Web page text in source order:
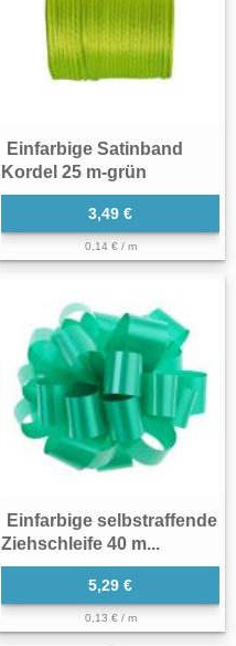
Einfarbige Satinband
Kordel 25 m-grün
3,49 €
0,14 € / m
Einfarbige selbstraffende
Ziehschleife 40 m...
5,29 €
0,13 € / m